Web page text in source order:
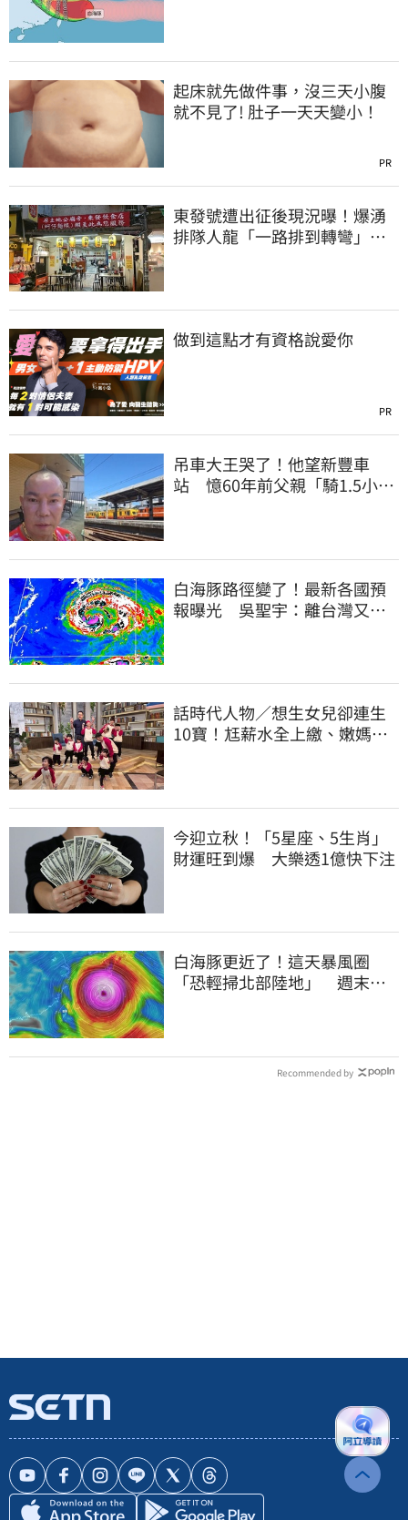
起床就先做件事，沒三天小腹
就不見了! 肚子一天天變小！
PR
東發號遭出征後現況曝！爆湧
排隊人龍「一路排到轉彎」
做到這點才有資格說愛你
PR
吊車大王哭了！他望新豐車
站 憶60年前父親「騎1.5小時
白海豚路徑變了！最新各國預
報曝光 吳聖宇：離台灣又更
話時代人物／想生女兒卻連生
10寶！尪薪水全上繳、嫩媽吐
今迎立秋！「5星座、5生肖」
財運旺到爆 大樂透1億快下注
白海豚更近了！這天暴風圈
「恐輕掃北部陸地」 週末風
Recommended by